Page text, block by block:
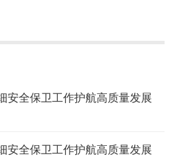
安全保卫工作护航高质量发展
安全保卫工作护航高质量发展